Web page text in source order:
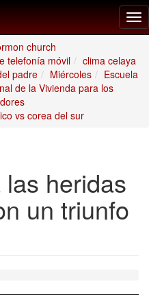
church
telefonía móvil
clima celaya
padre Miércoles
Escuela
de la Vivienda para los
vs corea del sur
heridas
un triunfo